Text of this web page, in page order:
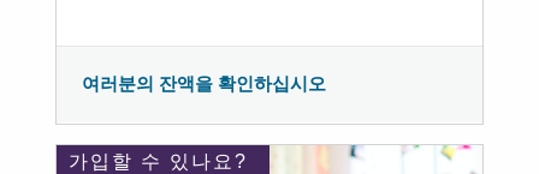
여러분의 잔액을 확인하십시오
가입할 수 있나요?